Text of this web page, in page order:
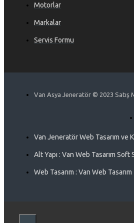
Motorlar
Markalar
Servis Formu
Van Asya Jeneratör © 2023 Satış
Van Jeneratör Web Tasarım ve
Alt Yapı : Van Web Tasarım Soft
Web Tasarım : Van Web